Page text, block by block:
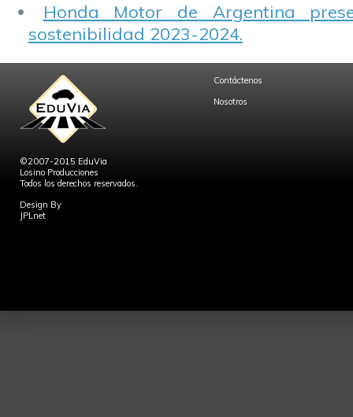
Honda Motor de Argentina
sostenibilidad 2023-2024.
©2007-2015 EduVia
Losino Producciones
Todos los derechos reservados.
Design By
JPLnet
Contáctenos
Nosotros